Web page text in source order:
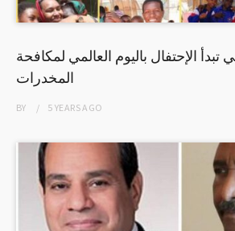
الإحتفال باليوم العالمي لمكافحة
المخدرات
BY 5 YEARSAGO